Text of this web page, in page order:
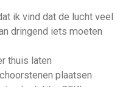
ik vind dat de lucht veel
dringend iets moeten
thuis laten
plaatsen